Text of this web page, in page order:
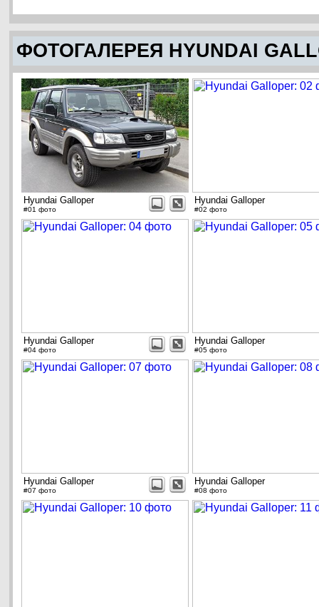
ФОТОГАЛЕРЕЯ HYUNDAI
Hyundai Galloper
#01 фото
Hyundai Galloper
#02 фото
Hyundai Galloper
#04 фото
Hyundai Galloper
#05 фото
Hyundai Galloper
#07 фото
Hyundai Galloper
#08 фото